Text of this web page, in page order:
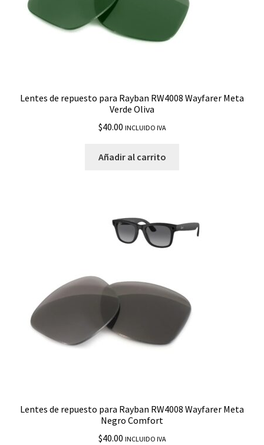
Lentes de repuesto para Rayban RW4008 Wayfarer Meta
Verde Oliva
$40.00 INCLUIDO IVA
Añadir al carrito
Lentes de repuesto para Rayban RW4008 Wayfarer Meta
Negro Comfort
$40.00 INCLUIDO IVA